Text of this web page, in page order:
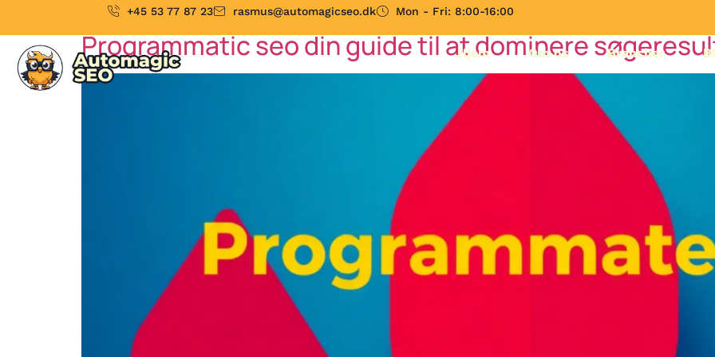
+45 53 77 87 23 rasmus@automagicseo.dk Mon - Fri: 8:00-16:00
Hjem Om os Brancher
Programmatic seo din guide til at dominere